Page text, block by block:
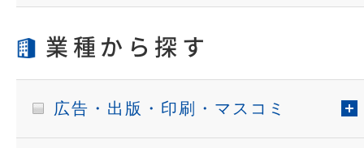
業種から探す
広告・出版・印刷・マスコミ